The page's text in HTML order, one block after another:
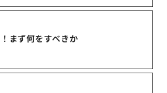
まず何をすべきか